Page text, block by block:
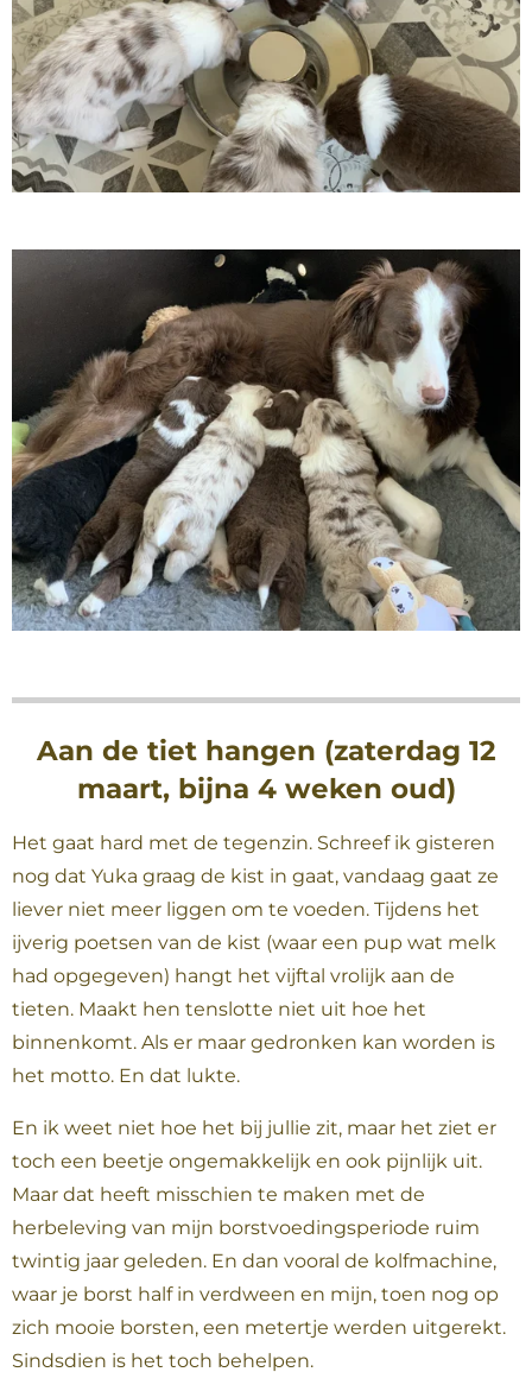
Aan de tiet hangen (zaterdag 12
maart, bijna 4 weken oud)
Het gaat hard met de tegenzin. Schreef ik gisteren
nog dat Yuka graag de kist in gaat, vandaag gaat ze
liever niet meer liggen om te voeden. Tijdens het
ijverig poetsen van de kist (waar een pup wat melk
had opgegeven) hangt het vijftal vrolijk aan de
tieten. Maakt hen tenslotte niet uit hoe het
binnenkomt. Als er maar gedronken kan worden is
het motto. En dat lukte.
En ik weet niet hoe het bij jullie zit, maar het ziet er
toch een beetje ongemakkelijk en ook pijnlijk uit.
Maar dat heeft misschien te maken met de
herbeleving van mijn borstvoedingsperiode ruim
twintig jaar geleden. En dan vooral de kolfmachine,
waar je borst half in verdween en mijn, toen nog op
zich mooie borsten, een metertje werden uitgerekt.
Sindsdien is het toch behelpen.